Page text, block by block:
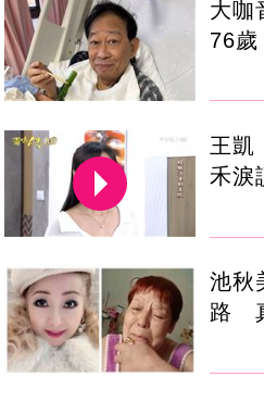
大咖
76
王凱
禾淚
池秋
路